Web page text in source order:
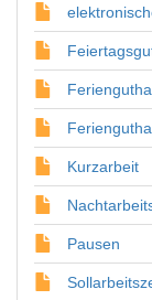
Kurzarbeit
Pausen